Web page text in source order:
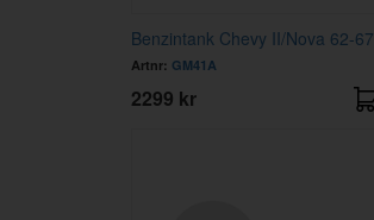
Benzintank Chevy II/Nova 62-67
Artnr: GM41A
2299 kr